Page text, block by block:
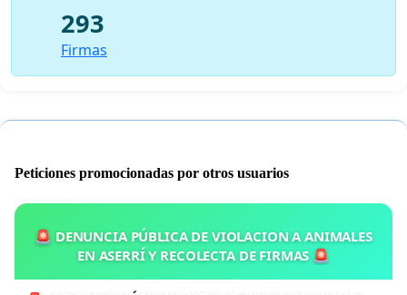
293
Firmas
Peticiones promocionadas por otros usuarios
🚨 DENUNCIA PÚBLICA DE VIOLACION A ANIMALES
EN ASERRÍ Y RECOLECTA DE FIRMAS 🚨